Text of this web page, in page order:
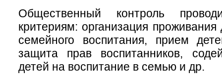
Общественный контроль
критериям: организация
семейного воспитания, прием
защита прав воспитанников,
детей на воспитание в семью и др.